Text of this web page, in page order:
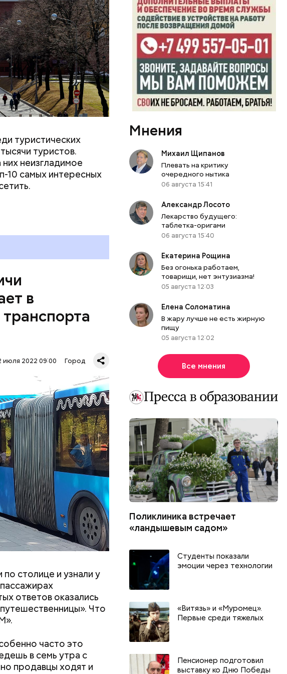
и
какие
День арбуза и День поцелуев
с зеркалом: какие праздники
День
туристических
туристов.
неизгладимое
10 самых интересных
в
июля 2022 09:00 Город
столице и узнали у
ответов оказались
Что
часто это
в семь утра с
продавцы ходят и
Если едешь в час
Александра, 19
выйти из вагона
приходится их
—
Мнения
Михаил Щипанов
Плевать на критику
очередного нытика
06 августа 15:41
Александр Лосото
Лекарство будущего:
таблетка-оригами
06 августа 15:40
Екатерина Рощина
Без огонька работаем,
товарищи, нет энтузиазма!
05 августа 12:03
Елена Соломатина
В жару лучше не есть жирную
пищу
05 августа 12:02
Все мнения
Поликлиника встречает
«ландышевым садом»
Студенты показали
эмоции через технологии
«Витязь» и «Муромец».
Первые среди тяжелых
Пенсионер подготовил
выставку ко Дню Победы